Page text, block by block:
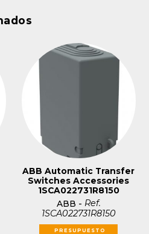
ABB Automatic Transfer
Switches Accessories
1SCA022731R8150
ABB - Ref.
1SCA022731R8150
PRESUPUESTO